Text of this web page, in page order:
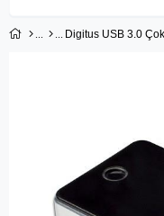
Digitus USB 3.0